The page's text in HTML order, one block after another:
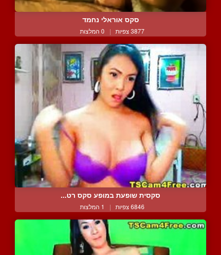
סקס אוראלי נחמד
3877 צפיות | 0 המלצות
סקסית שופעת במופע סקס רט...
6846 צפיות | 1 המלצות